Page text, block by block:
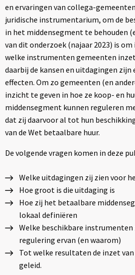
en ervaringen van collega-
juridische instrumentarium, om de
in het middensegment te behouden
van dit onderzoek (najaar 2023) is
welke instrumenten gemeenten
daarbij de kansen en uitdagingen
effecten. Om zo gemeenten (en
inzicht te geven in hoe ze koop- en
middensegment kunnen reguleren
dat zij daarvoor al tot hun
van de Wet betaalbare huur.
De volgende vragen komen in deze
Welke uitdagingen zij zien voor
Hoe groot is die uitdaging is
Hoe zij het betaalbare
lokaal definiëren
Welke beschikbare
regulering ervan (en waarom)
Tot welke resultaten de inzet
geleid.